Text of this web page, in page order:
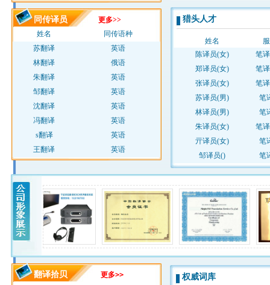
同传译员
更多>>
姓名
同传语种
苏翻译
英语
林翻译
俄语
朱翻译
英语
邹翻译
英语
沈翻译
英语
冯翻译
英语
s翻译
英语
王翻译
英语
猎头人才
姓名
陈译员(女)
笔
郑译员(女)
笔
张译员(女)
笔
苏译员(男)
笔
林译员(男)
笔
朱译员(女)
笔
亓译员(女)
笔
邹译员()
笔
翻译拾贝
更多>>
权威词库